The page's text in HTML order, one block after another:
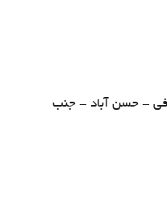
- حسن آباد - جنب